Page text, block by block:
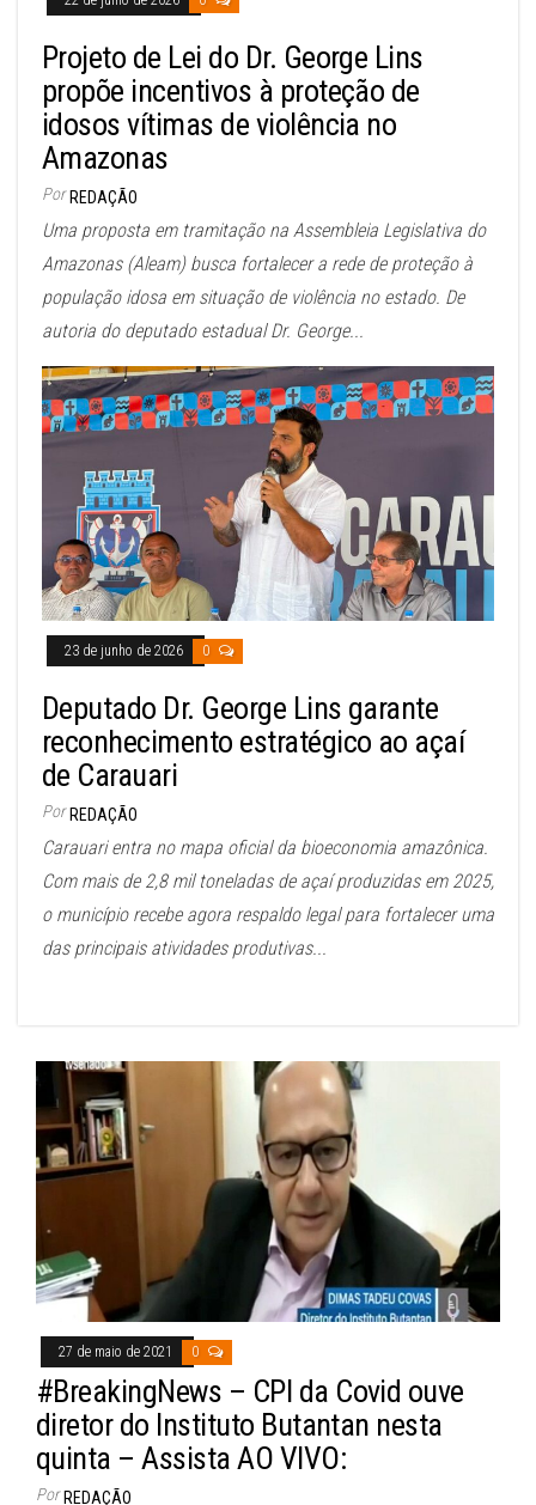
Projeto de Lei do Dr. George Lins
propõe incentivos à proteção de
idosos vítimas de violência no
Amazonas
Por REDAÇÃO
Uma proposta em tramitação na Assembleia Legislativa do
Amazonas (Aleam) busca fortalecer a rede de proteção à
população idosa em situação de violência no estado. De
autoria do deputado estadual Dr. George...
23 de junho de 2026 0
Deputado Dr. George Lins garante
reconhecimento estratégico ao açaí
de Carauari
Por REDAÇÃO
Carauari entra no mapa oficial da bioeconomia amazônica.
Com mais de 2,8 mil toneladas de açaí produzidas em 2025,
o município recebe agora respaldo legal para fortalecer uma
das principais atividades produtivas...
27 de maio de 2021 0
#BreakingNews – CPI da Covid ouve
diretor do Instituto Butantan nesta
quinta – Assista AO VIVO:
Por REDAÇÃO